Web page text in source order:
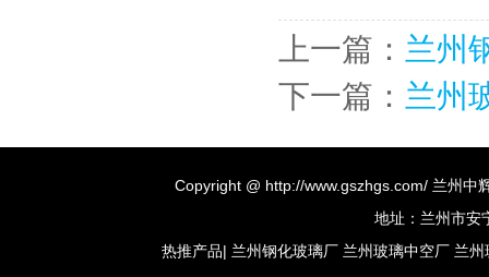
上一篇： 兰州
下一篇： 兰州
Copyright @ http://www.gszhgs.com/ 兰州中
地址：兰州市
热推产品| 兰州钢化玻璃厂 兰州玻璃中空厂 兰州